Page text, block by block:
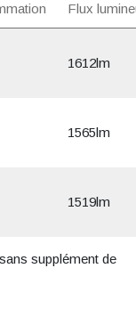
Flux
1612lm
1565lm
1519lm
supplément de